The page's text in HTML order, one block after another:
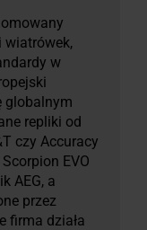
wiatrówek,
w
globalnym
repliki od
czy Accuracy
EVO
AEG, a
przez
firma działa